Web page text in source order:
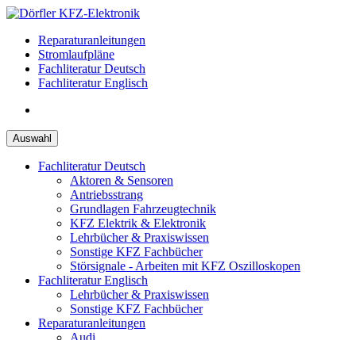
Zum
springenReparaturanleitungen
Stromlaufpläne
Fachliteratur Deutsch
Fachliteratur Englisch
Auswahl
Fachliteratur Deutsch
Aktoren & Sensoren
Antriebsstrang
Grundlagen Fahrzeugtechnik
KFZ Elektrik & Elektronik
Lehrbücher & Praxiswissen
Sonstige KFZ Fachbücher
Störsignale - Arbeiten mit KFZ Oszilloskopen
Fachliteratur Englisch
Lehrbücher & Praxiswissen
Sonstige KFZ Fachbücher
Reparaturanleitungen
Audi